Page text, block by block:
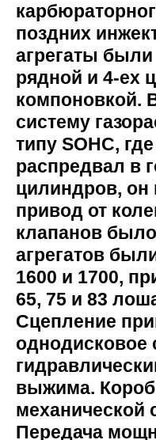
поздних
агрегаты
рядной и 4-ех
компоновкой.
систему
типу SOHC,
распредвал в
цилиндров, он
привод от
клапанов
агрегатов
1600 и 1700,
65, 75 и 83
Сцепление
однодисковое
выжима.
механической
Передача